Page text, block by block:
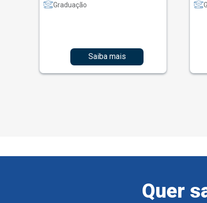
Graduação
Saiba mais
Quer